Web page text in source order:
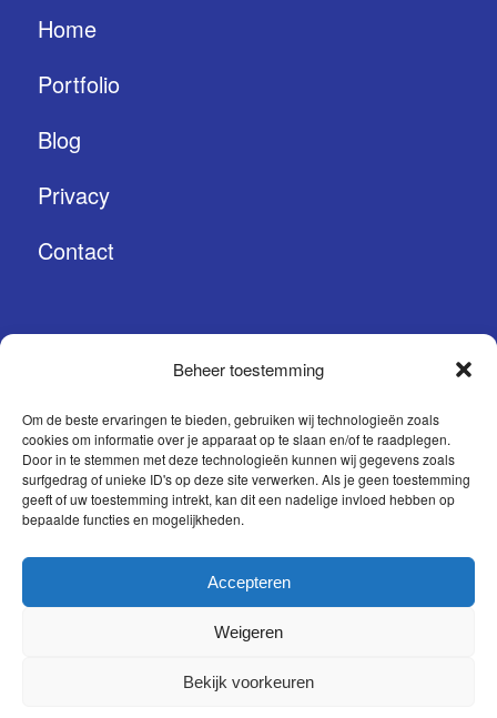
Beheer toestemming
Om de beste ervaringen te bieden, gebruiken wij technologieën zoals
cookies om informatie over je apparaat op te slaan en/of te raadplegen.
Door in te stemmen met deze technologieën kunnen wij gegevens zoals
surfgedrag of unieke ID's op deze site verwerken. Als je geen toestemming
geeft of uw toestemming intrekt, kan dit een nadelige invloed hebben op
bepaalde functies en mogelijkheden.
Accepteren
Weigeren
Bekijk voorkeuren
Home
Portfolio
Blog
Privacy
Contact
Prinses Margrietstraat 15
4241 BA Arkel